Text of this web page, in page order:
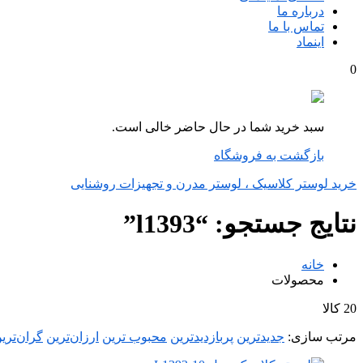
درباره ما
تماس با ما
اینماد
0
سبد خرید شما در حال حاضر خالی است.
بازگشت به فروشگاه
خرید لوستر کلاسیک ، لوستر مدرن و تجهیزات روشنایی
نتایج جستجو: “l1393”
خانه
محصولات
20 کالا
مرتب‌ سازی: جدیدترین پربازدیدترین محبوب ترین ارزان‌ترین